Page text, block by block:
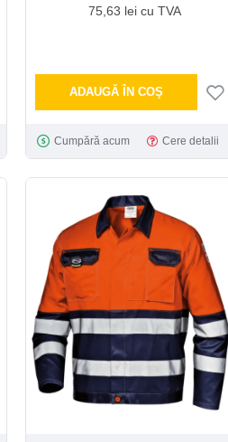
75,63 lei cu TVA
ADAUGĂ ÎN COŞ
Cumpără acum Cere detalii